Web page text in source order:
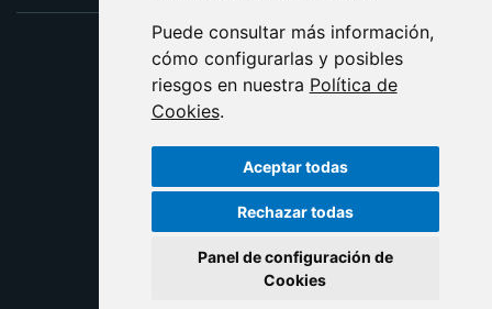
Puede consultar más información,
cómo configurarlas y posibles
riesgos en nuestra Política de
Cookies.
Aceptar todas
Rechazar todas
Panel de configuración de
Cookies